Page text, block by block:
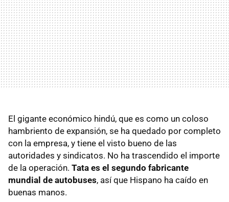
El gigante económico hindú, que es como un coloso
hambriento de expansión, se ha quedado por completo
con la empresa, y tiene el visto bueno de las
autoridades y sindicatos. No ha trascendido el importe
de la operación. Tata es el segundo fabricante
mundial de autobuses, así que Hispano ha caído en
buenas manos.